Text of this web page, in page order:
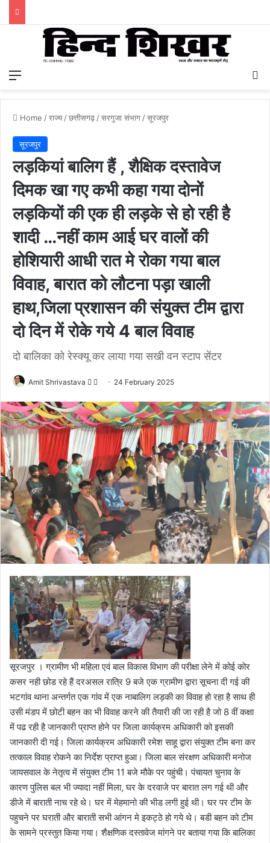
Home /राज्य/छत्तीसगढ़/सरगुजा संभाग/सूरजपुर
सूरजपुर
लड़कियां बालिग हैं , शैक्षिक दस्तावेज
दिमक खा गए कभी कहा गया दोनों
लड़कियों की एक ही लड़के से हो रही है
शादी …नहीं काम आई घर वालों की
होशियारी आधी रात मे रोका गया बाल
विवाह, बारात को लौटना पड़ा खाली
हाथ,जिला प्रशासन की संयुक्त टीम द्वारा
दो दिन में रोके गये 4 बाल विवाह
दो बालिका को रेस्क्यू कर लाया गया सखी वन स्टाप सेंटर
Amit Shrivastava
F
l
l
o
w
o
n
X
n
d
n
e
m
a
i
l
24 February 2025
सूरजपुर । ग्रामीण भी महिला एवं बाल विकास विभाग की परीक्षा लेने में कोई कोर
कसर नही छोड रहे हैं दरअसल रात्रि 9 बजे एक ग्रामीण द्वारा सूचना दी गई की
भटगांव थाना अन्तर्गत एक गांव में एक नाबालिग लड़की का विवाह हो रहा है साथ ही
उसी मंडप में छोटी बहन का भी विवाह करने की तैयारी की जा रही है जो 8 वीं कक्षा
में पढ रही है जानकारी प्राप्त होने पर जिला कार्यक्रम अधिकारी को इसकी
जानकारी दी गई। जिला कार्यक्रम अधिकारी रमेश साहू द्वारा संयुक्त टीम बना कर
तत्काल विवाह रोकने का निर्देश प्राप्त हुआ। जिला बाल संरक्षण अधिकारी मनोज
जायसवाल के नेतृत्व में संयुक्त टीम 11 बजे मौके पर पहुंची। पंचायत चुनाव के
कारण पुलिस बल भी ज्यादा नहीं मिला, घर के दरवाजे पर बारात लग गई थी और
डीजे में बाराती नाच रहे थे। घर में मेहमानो की भीड लगी हुई थी। घर पर टीम के
पहुचने पर घराती और बाराती सभी आंगन मे इकट्ठे हो गये थे। बडी बहन को टीम
के सामने प्रस्तुत किया गया। शैक्षणिक दस्तावेज मांगने पर बताया गया कि बालिका